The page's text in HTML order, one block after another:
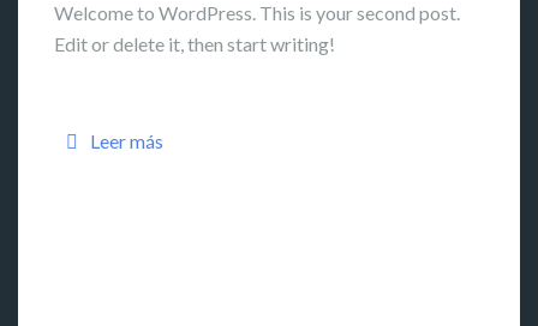
Welcome to WordPress. This is your second post.
Edit or delete it, then start writing!
Leer más